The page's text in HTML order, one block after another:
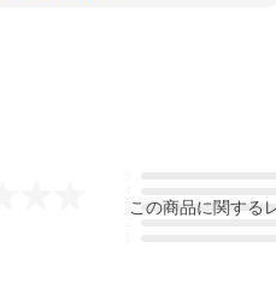
この商品に関する